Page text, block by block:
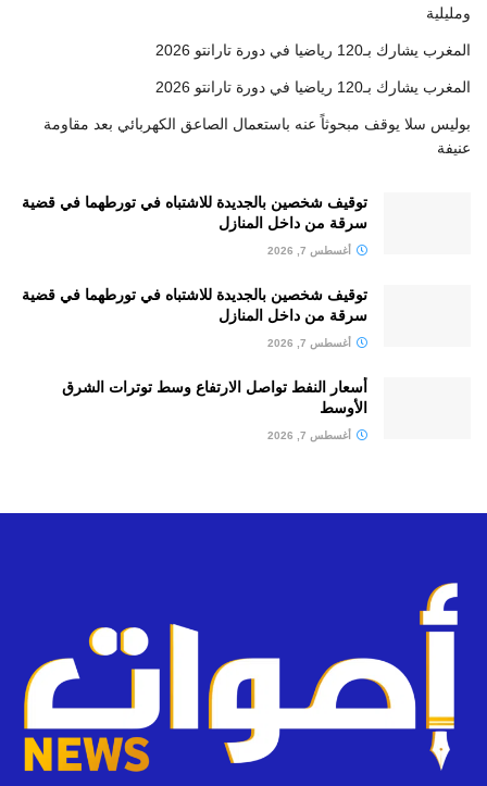
ومليلية
المغرب يشارك بـ120 رياضيا في دورة تارانتو 2026
المغرب يشارك بـ120 رياضيا في دورة تارانتو 2026
بوليس سلا يوقف مبحوثاً عنه باستعمال الصاعق الكهربائي بعد مقاومة
عنيفة
توقيف شخصين بالجديدة للاشتباه في تورطهما في قضية
سرقة من داخل المنازل
أغسطس 7, 2026
توقيف شخصين بالجديدة للاشتباه في تورطهما في قضية
سرقة من داخل المنازل
أغسطس 7, 2026
أسعار النفط تواصل الارتفاع وسط توترات الشرق
الأوسط
أغسطس 7, 2026